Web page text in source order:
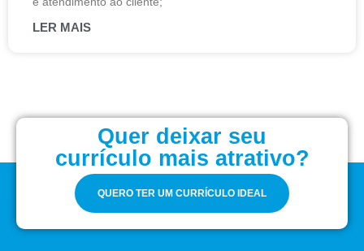
LER MAIS
Quer deixar seu
currículo mais atrativo?
QUERO TER UM CURRÍCULO IDEAL